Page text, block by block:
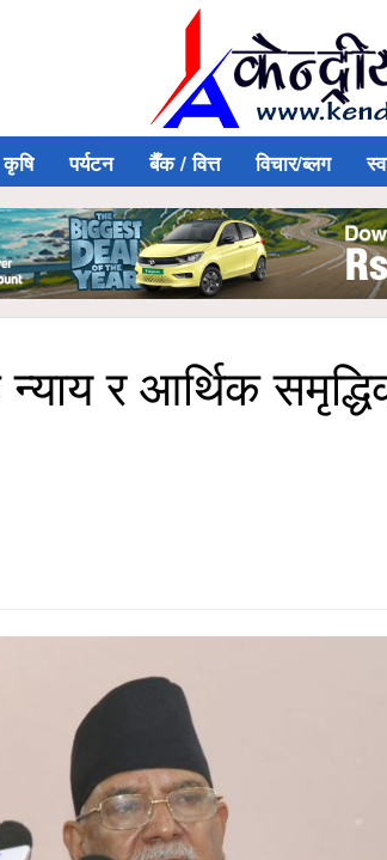
कृषि पर्यटन बैँक / वित्त विचार/ब्लग
र आर्थिक